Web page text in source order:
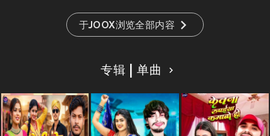
于JOOX浏览全部内容
专辑 | 单曲